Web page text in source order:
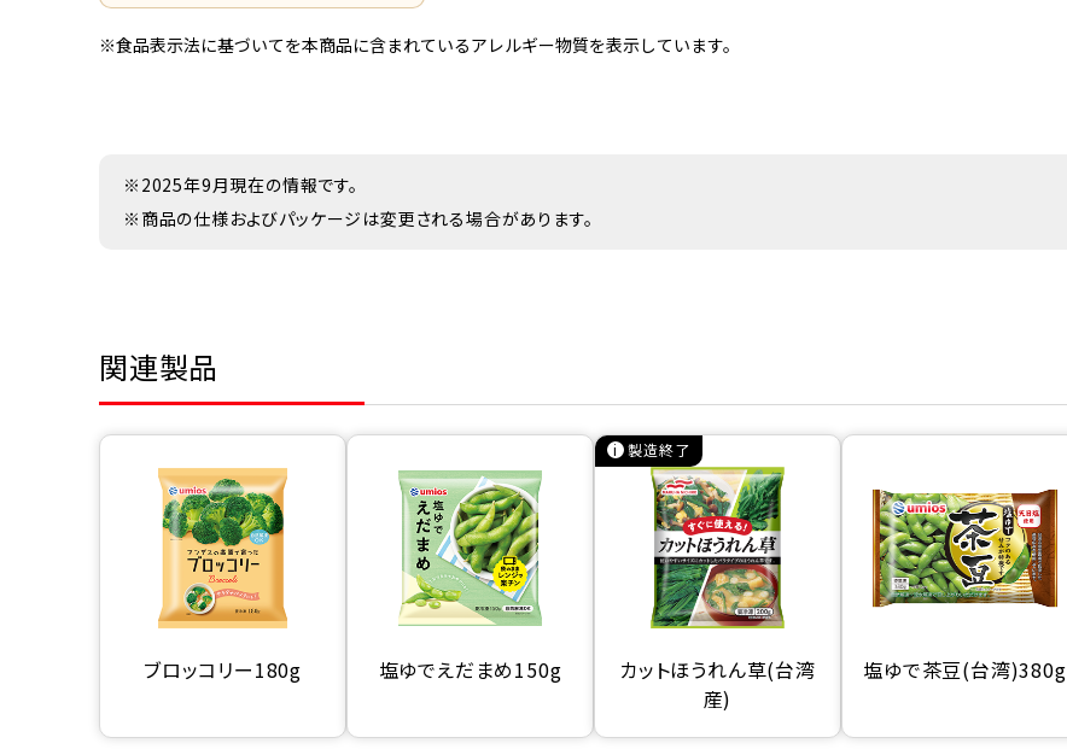
※食品表示法に基づいてを本商品に含まれているアレルギー物質を表示しています。
※2025年9月現在の情報です。
※商品の仕様およびパッケージは変更される場合があります。
関連製品
ブロッコリー180g 塩ゆでえだまめ150g
カットほうれん草(台湾
産)
製造終了
塩ゆで茶豆(台湾)380g